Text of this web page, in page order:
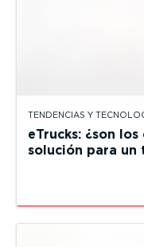
TENDENCIAS Y
eTrucks: ¿son
solución para un